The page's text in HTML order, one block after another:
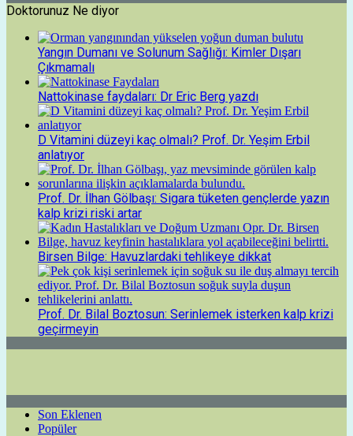
Doktorunuz Ne diyor
Yangın Dumanı ve Solunum Sağlığı: Kimler Dışarı
Çıkmamalı
Nattokinase faydaları: Dr Eric Berg yazdı
D Vitamini düzeyi kaç olmalı? Prof. Dr. Yeşim Erbil
anlatıyor
Prof. Dr. İlhan Gölbaşı: Sigara tüketen gençlerde yazın
kalp krizi riski artar
Birsen Bilge: Havuzlardaki tehlikeye dikkat
Prof. Dr. Bilal Boztosun: Serinlemek isterken kalp krizi
geçirmeyin
Son Eklenen
Popüler